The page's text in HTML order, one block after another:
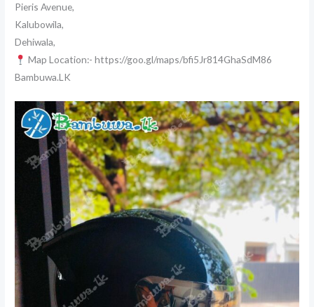
Pieris Avenue,
Kalubowila,
Dehiwala,
Map Location:- https://goo.gl/maps/bfi5Jr814GhaSdM86
Bambuwa.LK